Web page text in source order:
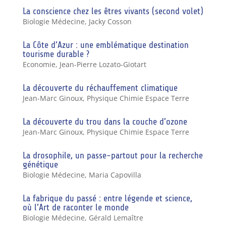
La conscience chez les êtres vivants (second volet)
Biologie Médecine, Jacky Cosson
La Côte d’Azur : une emblématique destination
tourisme durable ?
Economie, Jean-Pierre Lozato-Giotart
La découverte du réchauffement climatique
Jean-Marc Ginoux, Physique Chimie Espace Terre
La découverte du trou dans la couche d’ozone
Jean-Marc Ginoux, Physique Chimie Espace Terre
La drosophile, un passe-partout pour la recherche
génétique
Biologie Médecine, Maria Capovilla
La fabrique du passé : entre légende et science,
où l’Art de raconter le monde
Biologie Médecine, Gérald Lemaître